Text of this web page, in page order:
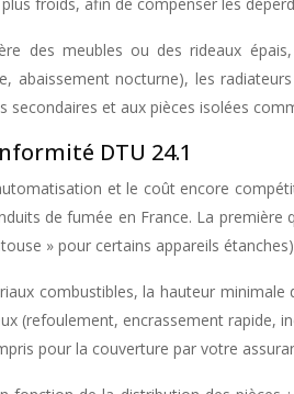
des meubles ou des rideaux
abaissement nocturne), les
et aux pièces isolées
DTU 24.1
et le coût encore
de fumée en France. La
» pour certains appareils
combustibles, la hauteur
(refoulement, encrassement rapide,
pour la couverture par votre